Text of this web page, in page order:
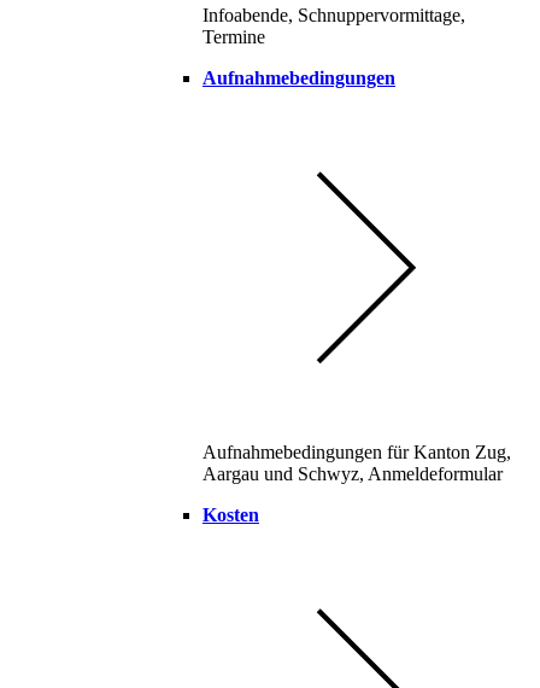
Infoabende, Schnuppervormittage,
Termine
Aufnahmebedingungen
Aufnahmebedingungen für Kanton Zug,
Aargau und Schwyz, Anmeldeformular
Kosten